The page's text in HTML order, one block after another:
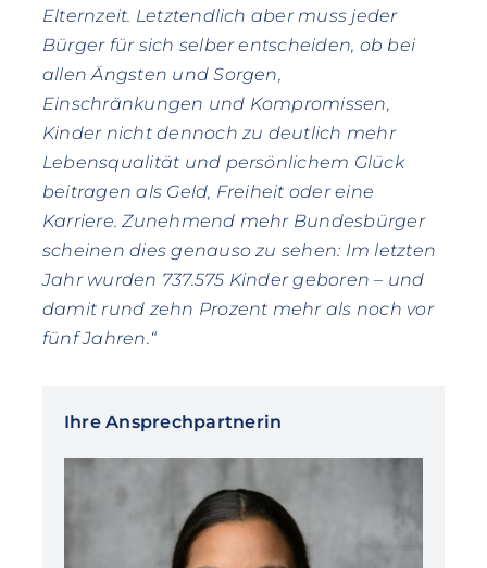
Elternzeit. Letztendlich aber muss jeder
Bürger für sich selber entscheiden, ob bei
allen Ängsten und Sorgen,
Einschränkungen und Kompromissen,
Kinder nicht dennoch zu deutlich mehr
Lebensqualität und persönlichem Glück
beitragen als Geld, Freiheit oder eine
Karriere. Zunehmend mehr Bundesbürger
scheinen dies genauso zu sehen: Im letzten
Jahr wurden 737.575 Kinder geboren – und
damit rund zehn Prozent mehr als noch vor
fünf Jahren.“
Ihre Ansprechpartnerin